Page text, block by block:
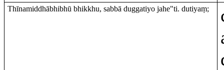
Thīnamiddhābhibhū bhikkhu, sabbā duggatiyo jahe"ti. dutiyaṃ;